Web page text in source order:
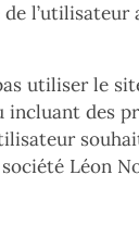
l’utilisateur
utiliser le
des
Léon